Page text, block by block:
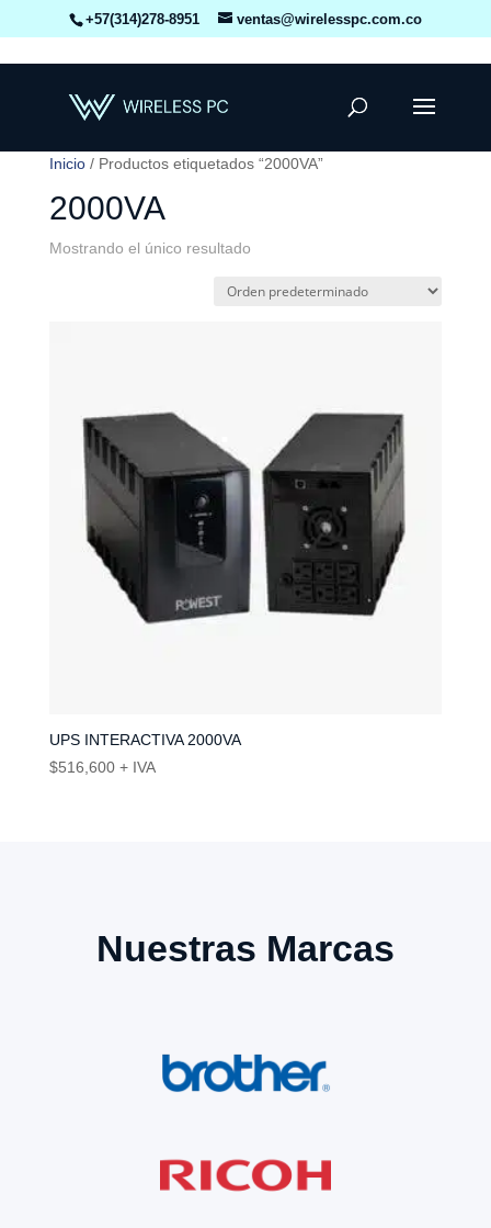
+57(314)278-8951 ventas@wirelesspc.com.co
Inicio/ Productos etiquetados “2000VA”
2000VA
Mostrando el único resultado
UPS INTERACTIVA 2000VA
$516,600 + IVA
Nuestras Marcas